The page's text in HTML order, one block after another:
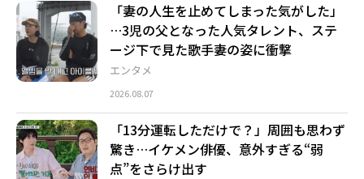
エンタメ
「妻の人生を止めてしまった気がした」
…3児の父となった人気タレント、ステ
ージ下で見た歌手妻の姿に衝撃
2026.08.07
「13分運転しただけで？」周囲も思わず
驚き…イケメン俳優、意外すぎる“弱
点”をさらけ出す